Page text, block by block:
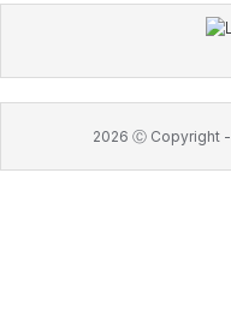
2026 Ⓒ Copyright -